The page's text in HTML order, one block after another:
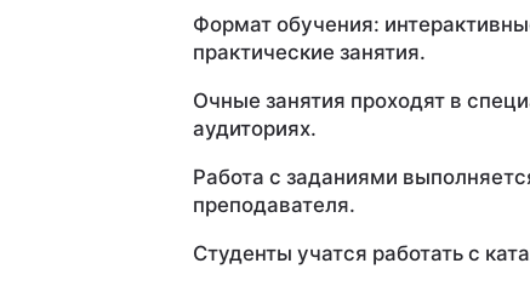
Формат обучения:
практические занятия.
Очные занятия проходят в
аудиториях.
Работа с заданиями
преподавателя.
Студенты учатся работать с